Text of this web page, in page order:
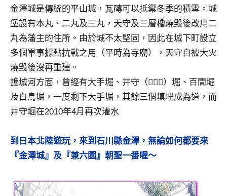
金澤城是傳統的平山城，瓦磚可以抵禦冬季的積雪。城
堡設有本丸、二丸及三丸，天守及三層櫓燒毀後改用二
丸為藩主的住所。由於城不太堅固，因此在城下町設立
多個軍事據點抗戰之用（平時為寺廟），天守自被大火
燒毀後沒再重建。
護城河方面，曾經有大手堀、井守（）堀、百間堀
及白鳥堀，一度剩下大手堀，其餘三個填埋成為道，而
井守堀在2010年4月再次灌水
到日本北陸遊玩，來到石川縣金澤，無論如何都要來
『金澤城』及『兼六園』朝聖一番喔～